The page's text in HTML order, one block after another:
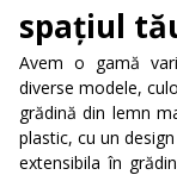
spațiul
Avem o gamă
diverse modele,
grădină din lemn
plastic, cu un
extensibila în